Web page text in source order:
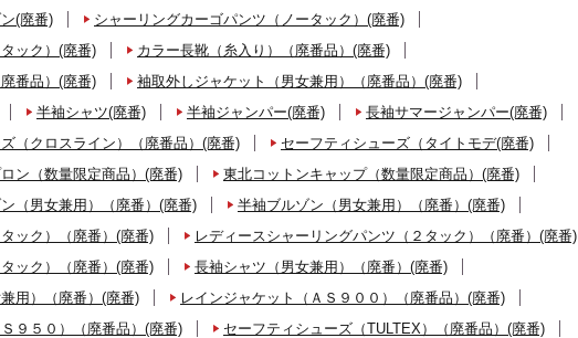
(廃番)
シャーリングカーゴパンツ（ノータック）(廃番)
ック）(廃番)
カラー長靴（糸入り）（廃番品）(廃番)
番品）(廃番)
袖取外しジャケット（男女兼用）（廃番品）(廃番)
半袖シャツ(廃番) 半袖ジャンパー(廃番)
長袖サマージャンパー(廃番)
（クロスライン）（廃番品）(廃番)
セーフティシューズ（タイトモデ(廃番)
ン（数量限定商品）(廃番)
東北コットンキャップ（数量限定商品）(廃番)
（男女兼用）（廃番）(廃番)
半袖ブルゾン（男女兼用）（廃番）(廃番)
ック）（廃番）(廃番)
レディースシャーリングパンツ（２タック）（廃番）(廃番)
ック）（廃番）(廃番)
長袖シャツ（男女兼用）（廃番）(廃番)
用）（廃番）(廃番)
レインジャケット（ＡＳ９００）（廃番品）(廃番)
９５０）（廃番品）(廃番)
セーフティシューズ（TULTEX）（廃番品）(廃番)